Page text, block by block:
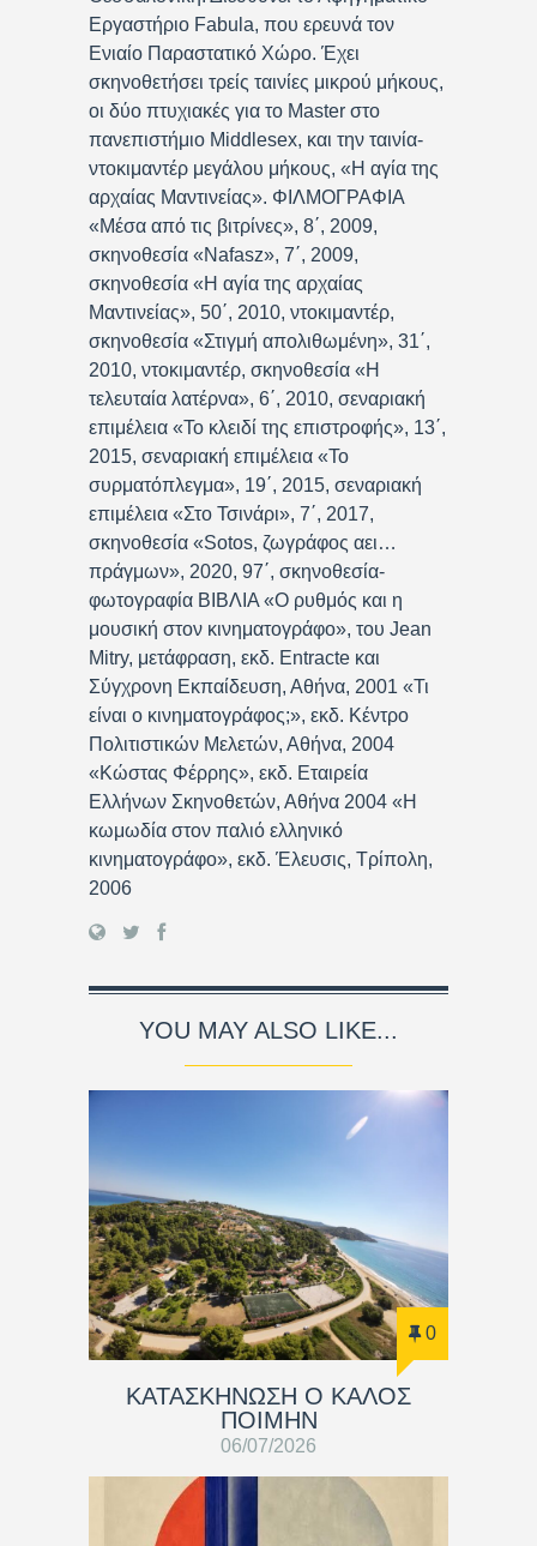
Εργαστήριο Fabula, που ερευνά τον
Ενιαίο Παραστατικό Χώρο. Έχει
σκηνοθετήσει τρείς ταινίες μικρού μήκους,
οι δύο πτυχιακές για το Master στο
πανεπιστήμιο Middlesex, και την ταινία-
ντοκιμαντέρ μεγάλου μήκους, «Η αγία της
αρχαίας Μαντινείας». ΦΙΛΜΟΓΡΑΦΙΑ
«Μέσα από τις βιτρίνες», 8΄, 2009,
σκηνοθεσία «Nafasz», 7΄, 2009,
σκηνοθεσία «Η αγία της αρχαίας
Μαντινείας», 50΄, 2010, ντοκιμαντέρ,
σκηνοθεσία «Στιγμή απολιθωμένη», 31΄,
2010, ντοκιμαντέρ, σκηνοθεσία «Η
τελευταία λατέρνα», 6΄, 2010, σεναριακή
επιμέλεια «Το κλειδί της επιστροφής», 13΄,
2015, σεναριακή επιμέλεια «Το
συρματόπλεγμα», 19΄, 2015, σεναριακή
επιμέλεια «Στο Τσινάρι», 7΄, 2017,
σκηνοθεσία «Sotos, ζωγράφος αει…
πράγμων», 2020, 97΄, σκηνοθεσία-
φωτογραφία ΒΙΒΛΙΑ «Ο ρυθμός και η
μουσική στον κινηματογράφο», του Jean
Mitry, μετάφραση, εκδ. Entracte και
Σύγχρονη Εκπαίδευση, Αθήνα, 2001 «Τι
είναι ο κινηματογράφος;», εκδ. Κέντρο
Πολιτιστικών Μελετών, Αθήνα, 2004
«Κώστας Φέρρης», εκδ. Εταιρεία
Ελλήνων Σκηνοθετών, Αθήνα 2004 «Η
κωμωδία στον παλιό ελληνικό
κινηματογράφο», εκδ. Έλευσις, Τρίπολη,
2006
YOU MAY ALSO LIKE...
0
ΚΑΤΑΣΚΗΝΩΣΗ Ο ΚΑΛΟΣ
ΠΟΙΜΗΝ
06/07/2026